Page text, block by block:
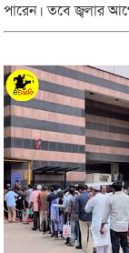
পারেন। তবে জ্বলার